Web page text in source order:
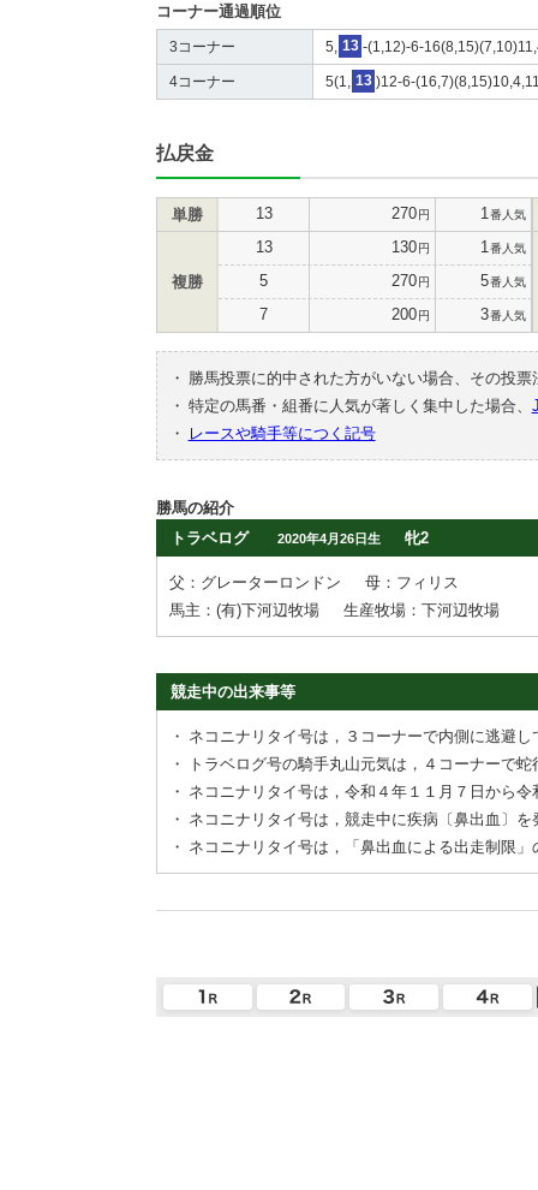
コーナー通過順位
3コーナー 5, 13 -(1,12)-6-
4コーナー 5(1, 13 )12-6-
払戻金
単勝 13 270円 1 番人気
複勝
13 130円 1 番人気
5 270円 5番人気
7 200円 3番人気
・
勝馬投票に的中された方がいない場合、その投
・ 特定の馬番・組番に人気が著しく集中した場合、
・
レースや騎手等につく記号
勝馬の紹介
トラベログ
2020年4月26日生 牝2
父：グレーターロンドン
母：フィリス
馬主：(有)下河辺牧場
生産牧場：下河辺牧場
競走中の出来事等
・ ネコニナリタイ号は，３コーナーで内側に逃避
・
トラベログ号の騎手丸山元気は，４コーナーで
・ ネコニナリタイ号は，令和４年１１月７日から
・ ネコニナリタイ号は，競走中に疾病〔鼻出血〕を
・ ネコニナリタイ号は，「鼻出血による出走制限